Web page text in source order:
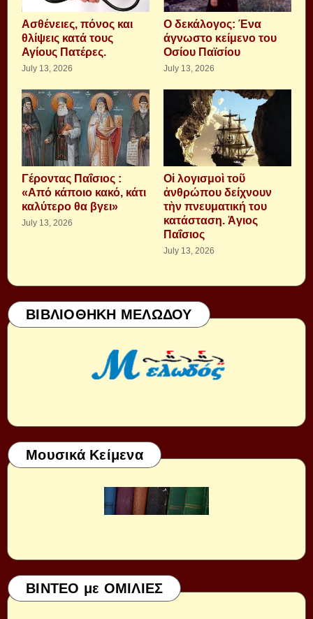
Aσθένειες, πόνος και
θλίψεις κατά τους
Αγίους Πατέρες.
July 13, 2026
Ο δεκάλογος: Ένα
άγνωστο κείμενο του
Οσίου Παϊσίου
July 13, 2026
Γέροντας Παΐσιος :
«Από κάποιο κακό, κάτι
καλύτερο θα βγει»
July 13, 2026
Οἱ λογισμοὶ τοῦ
ἀνθρώπου δείχνουν
τὴν πνευματική του
κατάσταση. Ἁγιος
Παΐσιος
July 13, 2026
ΒΙΒΛΙΟΘΗΚΗ ΜΕΛΩΔΟΥ
Μουσικά Κείμενα
ΒΙΝΤΕΟ με ΟΜΙΛΙΕΣ